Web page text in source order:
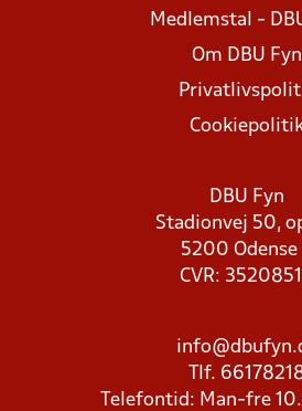
Medlemstal -
Om DBU Fyn
DBU Fyn
Stadionvej 50,
5200 Odense
CVR:
Tlf.
Telefontid: Man-fre